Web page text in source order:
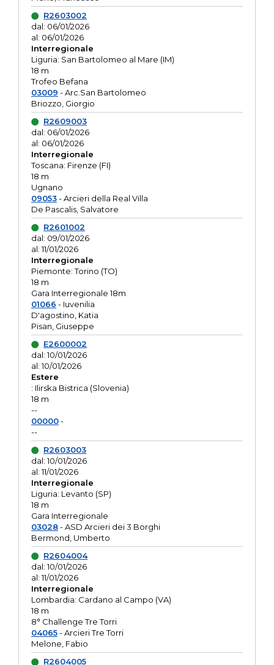
R2603002
dal: 06/01/2026
al: 06/01/2026
Interregionale
Liguria: San Bartolomeo al Mare (IM)
18 m
Trofeo Befana
03009 - Arc.San Bartolomeo
Briozzo, Giorgio
R2609003
dal: 06/01/2026
al: 06/01/2026
Interregionale
Toscana: Firenze (FI)
18 m
Ugnano
09053- Arcieri della Real Villa
De Pascalis, Salvatore
R2601002
dal: 09/01/2026
al: 11/01/2026
Interregionale
Piemonte: Torino (TO)
18 m
Gara Interregionale 18m
01066 - Iuvenilia
D'agostino, Katia
Pisan, Giuseppe
E2600002
dal: 10/01/2026
al: 10/01/2026
Estere
: Ilirska Bistrica (Slovenia)
18 m
--
00000-
--
R2603003
dal: 10/01/2026
al: 11/01/2026
Interregionale
Liguria: Levanto (SP)
18 m
Gara Interregionale
03028- ASD Arcieri dei 3 Borghi
Bermond, Umberto
R2604004
dal: 10/01/2026
al: 11/01/2026
Interregionale
Lombardia: Cardano al Campo (VA)
18 m
8° Challenge Tre Torri
04065- Arcieri Tre Torri
Melone, Fabio
R2604005